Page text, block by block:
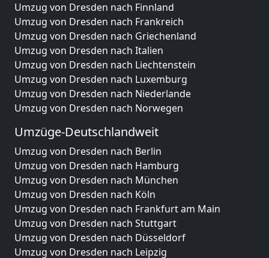
Umzug von Dresden nach Finnland
Umzug von Dresden nach Frankreich
Umzug von Dresden nach Griechenland
Umzug von Dresden nach Italien
Umzug von Dresden nach Liechtenstein
Umzug von Dresden nach Luxemburg
Umzug von Dresden nach Niederlande
Umzug von Dresden nach Norwegen
Umzüge-Deutschlandweit
Umzug von Dresden nach Berlin
Umzug von Dresden nach Hamburg
Umzug von Dresden nach München
Umzug von Dresden nach Köln
Umzug von Dresden nach Frankfurt am Main
Umzug von Dresden nach Stuttgart
Umzug von Dresden nach Düsseldorf
Umzug von Dresden nach Leipzig